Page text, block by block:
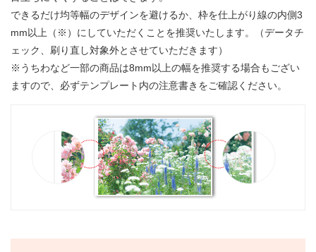
できるだけ均等幅のデザインを避けるか、枠を仕上がり線の内側3
mm以上（※）にしていただくことを推奨いたします。（データチ
ェック、刷り直し対象外とさせていただきます）
※うちわなど一部の商品は8mm以上の幅を推奨する場合もござい
ますので、必ずテンプレート内の注意書きをご確認ください。